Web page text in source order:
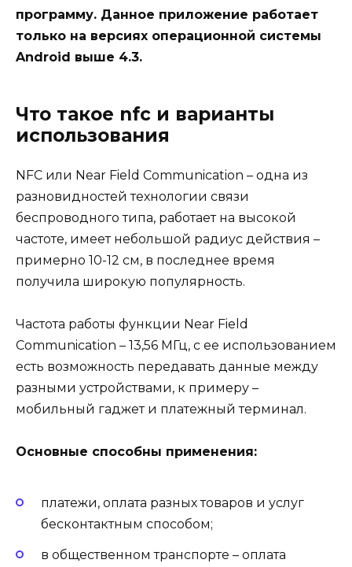
программу. Данное приложение работает
только на версиях операционной системы
Android выше 4.3.
Что такое nfc и варианты
использования
NFC или Near Field Communication – одна из
разновидностей технологии связи
беспроводного типа, работает на высокой
частоте, имеет небольшой радиус действия –
примерно 10-12 см, в последнее время
получила широкую популярность.
Частота работы функции Near Field
Communication – 13,56 МГц, с ее использованием
есть возможность передавать данные между
разными устройствами, к примеру –
мобильный гаджет и платежный терминал.
Основные способны применения:
платежи, оплата разных товаров и услуг
бесконтактным способом;
в общественном транспорте – оплата